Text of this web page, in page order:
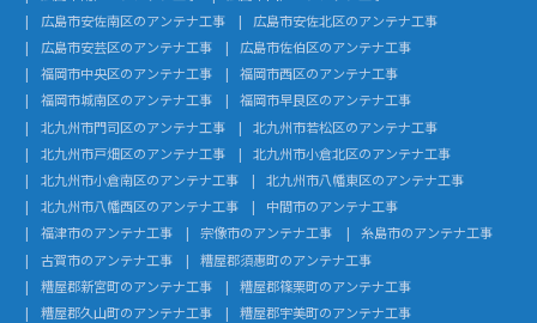
広島市安佐南区のアンテナ工事
広島市安佐北区のアンテナ工事
広島市安芸区のアンテナ工事
広島市佐伯区のアンテナ工事
福岡市中央区のアンテナ工事
福岡市西区のアンテナ工事
福岡市城南区のアンテナ工事
福岡市早良区のアンテナ工事
北九州市門司区のアンテナ工事
北九州市若松区のアンテナ工事
北九州市戸畑区のアンテナ工事
北九州市小倉北区のアンテナ工事
北九州市小倉南区のアンテナ工事
北九州市八幡東区のアンテナ工事
北九州市八幡西区のアンテナ工事
中間市のアンテナ工事
福津市のアンテナ工事
宗像市のアンテナ工事
糸島市のアンテナ工事
古賀市のアンテナ工事
糟屋郡須惠町のアンテナ工事
糟屋郡新宮町のアンテナ工事
糟屋郡篠栗町のアンテナ工事
糟屋郡久山町のアンテナ工事
糟屋郡宇美町のアンテナ工事